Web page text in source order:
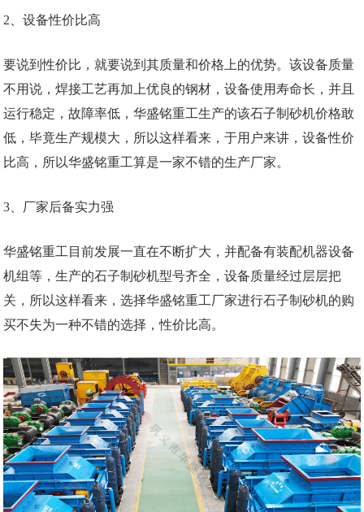
2、设备性价比高
要说到性价比，就要说到其质量和价格上的优势。该设备质量
不用说，焊接工艺再加上优良的钢材，设备使用寿命长，并且
运行稳定，故障率低，华盛铭重工生产的该石子制砂机价格敢
低，毕竟生产规模大，所以这样看来，于用户来讲，设备性价
比高，所以华盛铭重工算是一家不错的生产厂家。
3、厂家后备实力强
华盛铭重工目前发展一直在不断扩大，并配备有装配机器设备
机组等，生产的石子制砂机型号齐全，设备质量经过层层把
关，所以这样看来，选择华盛铭重工厂家进行石子制砂机的购
买不失为一种不错的选择，性价比高。